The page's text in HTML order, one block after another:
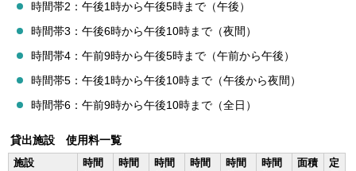
時間帯2：午後1時から午後5時まで（午後）
時間帯3：午後6時から午後10時まで（夜間）
時間帯4：午前9時から午後5時まで（午前から午後）
時間帯5：午後1時から午後10時まで（午後から夜間）
時間帯6：午前9時から午後10時まで（全日）
貸出施設 使用料一覧
施設
時間
時間
時間
時間
時間
時間
面積
定